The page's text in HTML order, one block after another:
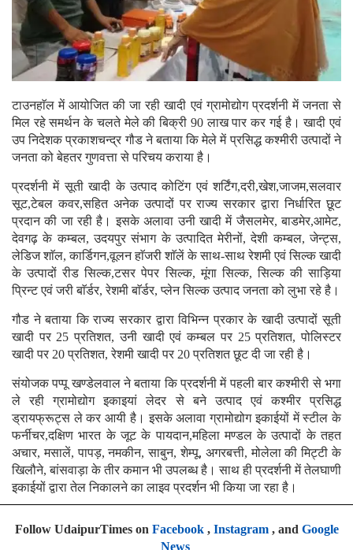
टाउनहाॅल में आयोजित की जा रही खादी एवं ग्रामोद्योग प्रदर्शनी में जनता से
मिल रहे समर्थन के चलते मेले की बिक्री 90 लाख पार कर गई है। खादी एवं
उप निदेशक प्रकाशचन्द्र गौड ने बताया कि मेले में प्रसिद्ध कश्मीरी उत्पादों ने
जनता को बेहतर गुणवत्ता से परिचय कराया है।
प्रदर्शनी में सूती खादी के उत्पाद कोटिंग एवं शर्टिंग,दरी,खेश,जाजम,सलवार
सूट,टेबल कवर,सहित अनेक उत्पादों पर राज्य सरकार द्वारा निर्धारित छूट
प्रदान की जा रही है। इसके अलावा उनी खादी में जैसलमेर, बाडमेर,आमेट,
देवगढ़ के कम्बल, उदयपुर संभाग के उत्पादित मेरीनों, देशी कम्बल, जेन्ट्स,
लेडिज शाॅल, कार्डिगन,वूलन हाॅजरी शाॅलें के साथ-साथ रेशमी एवं सिल्क खादी
के उत्पादों रीड सिल्क,टसर पेपर सिल्क, मूंगा सिल्क, सिल्क की साड़िया
प्रिन्ट एवं जरी बाॅर्डर, रेशमी बाॅर्डर, प्लेन सिल्क उत्पाद जनता को लुभा रहे है।
गौड ने बताया कि राज्य सरकार द्वारा विभिन्न प्रकार के खादी उत्पादों सूती
खादी पर 25 प्रतिशत, उनी खादी एवं कम्बल पर 25 प्रतिशत, पोलिस्टर
खादी पर 20 प्रतिशत, रेशमी खादी पर 20 प्रतिशत छूट दी जा रही है।
संयोजक पप्पू खण्डेलवाल ने बताया कि प्रदर्शनी में पहली बार कश्मीरी से भगा
ले रही ग्रामोद्योग इकाइयां लेदर से बने उत्पाद एवं कश्मीर प्रसिद्ध
ड्रायफ्रूट्स ले कर आयी है। इसके अलावा ग्रामोद्योग इकाईयों में स्टील के
फर्नीचर,दक्षिण भारत के जूट के पायदान,महिला मण्डल के उत्पादों के तहत
अचार, मसालें, पापड़, नमकीन, साबुन, शेम्पू, अगरबत्ती, मोलेला की मिट्टी के
खिलौने, बांसवाड़ा के तीर कमान भी उपलब्ध है। साथ ही प्रदर्शनी में तेलघाणी
इकाईयों द्वारा तेल निकालने का लाइव प्रदर्शन भी किया जा रहा है।
Follow UdaipurTimes on Facebook, Instagram, and Google
News